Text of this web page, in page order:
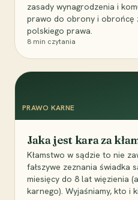
zasady wynagrodzenia i
prawo do obrony i obrońcę
polskiego prawa.
8 min czytania
PRAWO KARNE
Jaka jest kara za
Kłamstwo w sądzie to nie
fałszywe zeznania świadka
miesięcy do 8 lat więzienia
karnego). Wyjaśniamy, kto i